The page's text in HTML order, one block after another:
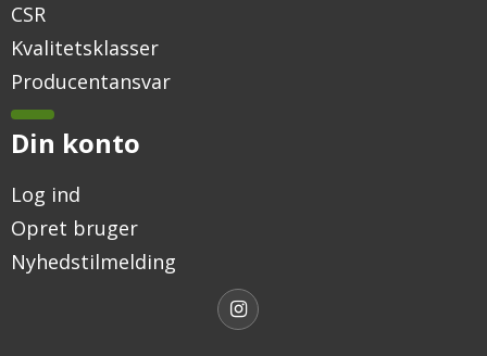
CSR
Kvalitetsklasser
Producentansvar
Din konto
Log ind
Opret bruger
Nyhedstilmelding